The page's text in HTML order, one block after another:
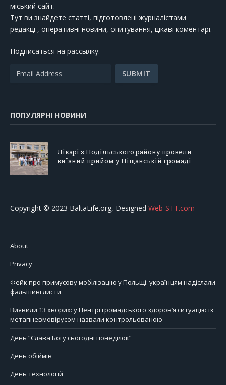
міський сайт.
Тут ви знайдете статті, підготовлені журналістами
редакції, оперативні новини, опитування, цікаві коментарі.
Подписаться на рассылку:
ПОПУЛЯРНІ НОВИНИ
Лікарі з Подільського району провели
виїзний прийом у Піщанській громаді
Copyright © 2023 BaltaLife.org, Designed Web-STT.com
About
Privacy
Фейк про примусову мобілізацію у Польщі: українцям надіслали
фальшиві листи
Виявили 13 хворих: у Центрі громадського здоров’я ситуацію із
метапневмовірусом назвали контрольованою
День “Слава Богу сьогодні понеділок”
День обіймів
День технологій